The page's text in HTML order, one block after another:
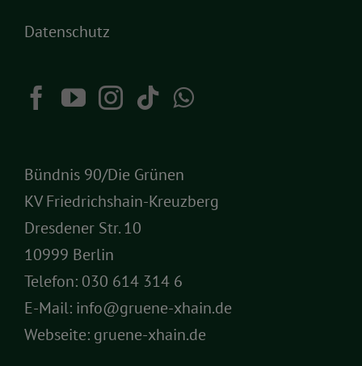
Datenschutz
Bündnis 90/Die Grünen
KV Friedrichshain-Kreuzberg
Dresdener Str. 10
10999 Berlin
Telefon: 030 614 314 6
E-Mail: info@gruene-xhain.de
Webseite: gruene-xhain.de